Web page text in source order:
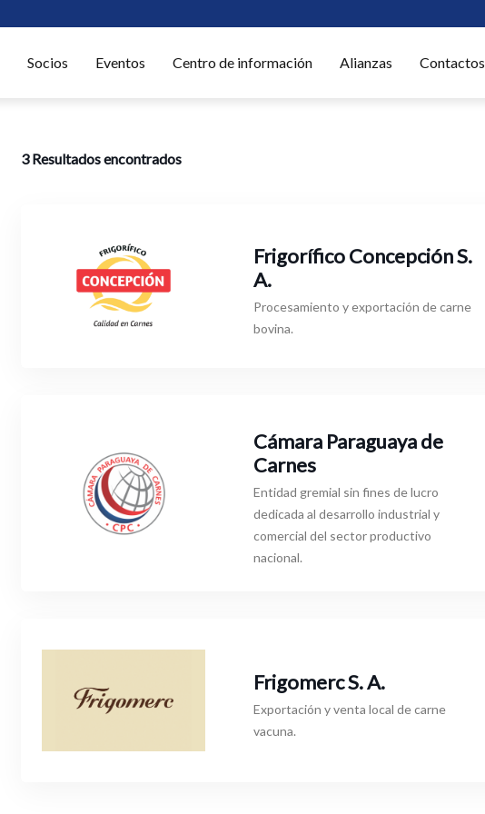
Socios Eventos Centro de información Alianzas Contactos
3Resultados encontrados
Frigorífico Concepción S.
A.
Procesamiento y exportación de carne
bovina.
Cámara Paraguaya de
Carnes
Entidad gremial sin fines de lucro
dedicada al desarrollo industrial y
comercial del sector productivo
nacional.
Frigomerc S. A.
Exportación y venta local de carne
vacuna.